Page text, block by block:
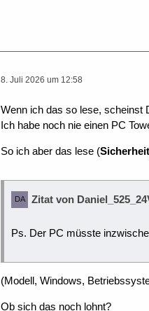
8. Juli 2026 um 12:58
Wenn ich das so lese, scheinst
Ich habe noch nie einen PC
So ich aber das lese (Sicherheit
Zitat von
Ps. Der PC müsste
(Modell, Windows,
Ob sich das noch lohnt?